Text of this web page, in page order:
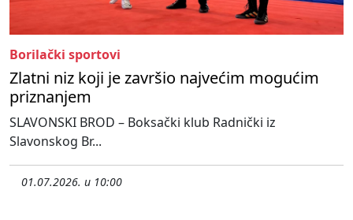
Borilački sportovi
Zlatni niz koji je završio najvećim mogućim
priznanjem
SLAVONSKI BROD – Boksački klub Radnički iz
Slavonskog Br...
01.07.2026. u 10:00